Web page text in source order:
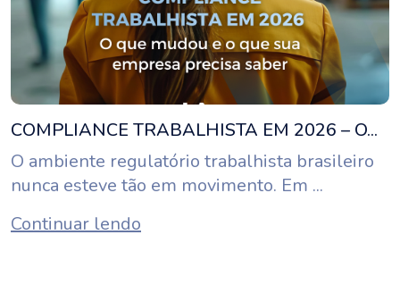
COMPLIANCE TRABALHISTA EM 2026 – O...
O ambiente regulatório trabalhista brasileiro
nunca esteve tão em movimento. Em ...
Continuar lendo